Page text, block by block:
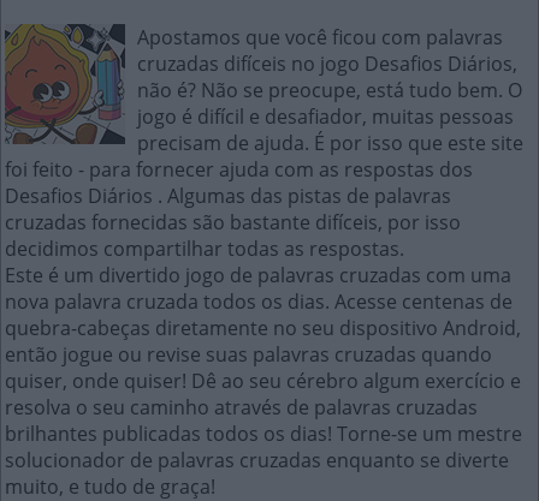
Apostamos que você ficou com palavras
cruzadas difíceis no jogo Desafios Diários,
não é? Não se preocupe, está tudo bem. O
jogo é difícil e desafiador, muitas pessoas
precisam de ajuda. É por isso que este site
foi feito - para fornecer ajuda com as respostas dos
Desafios Diários . Algumas das pistas de palavras
cruzadas fornecidas são bastante difíceis, por isso
decidimos compartilhar todas as respostas.
Este é um divertido jogo de palavras cruzadas com uma
nova palavra cruzada todos os dias. Acesse centenas de
quebra-cabeças diretamente no seu dispositivo Android,
então jogue ou revise suas palavras cruzadas quando
quiser, onde quiser! Dê ao seu cérebro algum exercício e
resolva o seu caminho através de palavras cruzadas
brilhantes publicadas todos os dias! Torne-se um mestre
solucionador de palavras cruzadas enquanto se diverte
muito, e tudo de graça!